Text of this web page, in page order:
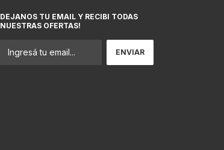
DEJANOS TU EMAIL Y RECIBI TODAS
NUESTRAS OFERTAS!